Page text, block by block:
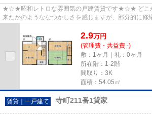
★☆★昭和レトロな雰囲気の戸建賃貸です★☆★ どこ
来たかのようななつかしさを感じますが、部分的に修
2.9万円
(管理費・共益費 -)
敷：1ヶ月｜礼：0ヶ月
所在階：1-2階
間取り：3K
面積：54.05㎡
賃貸｜一戸建て 寺町211番1貸家